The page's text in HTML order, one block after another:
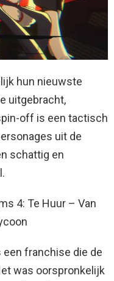
hun nieuwste
uitgebracht,
off is een tactisch
uit de
schattig en
4: Te Huur – Van
een franchise die de
was oorspronkelijk